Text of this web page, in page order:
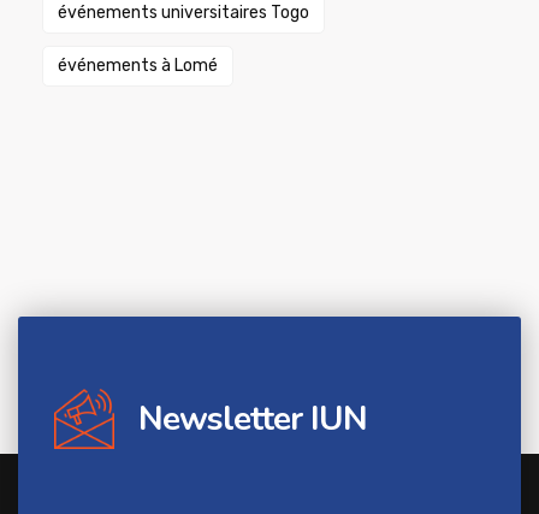
événements universitaires Togo
événements à Lomé
Newsletter IUN